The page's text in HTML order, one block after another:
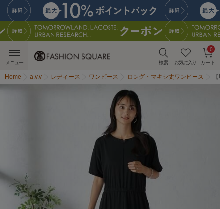
検索 お気に入り カート
0
メニュー
Home a.v.v レディース ワンピース ロング・マキシ丈ワンピース